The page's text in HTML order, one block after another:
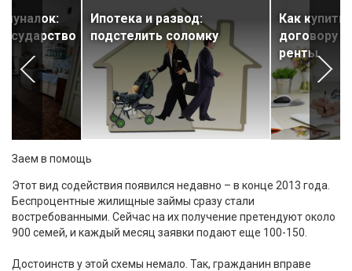
Ипотека и развод:
подстелить соломку
Как
договору
ренты
Заем в помощь
Этот вид содействия появился недавно – в конце 2013 года.
Беспроцентные жилищные займы сразу стали
востребованными. Сейчас на их получение претендуют около
900 семей, и каждый месяц заявки подают еще 100-150.
Достоинств у этой схемы немало. Так, гражданин вправе